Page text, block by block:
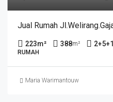
223m² 388m² 2+5+1
RUMAH
Maria Warimantouw